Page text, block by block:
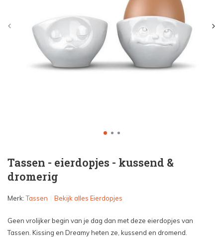
Tassen - eierdopjes - kussend &
dromerig
Merk:Tassen Bekijk alles Eierdopjes
Geen vrolijker begin van je dag dan met deze eierdopjes van
Tassen. Kissing en Dreamy heten ze, kussend en dromend.